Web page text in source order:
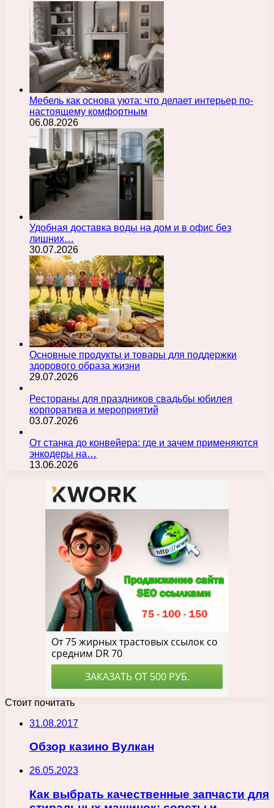
Мебель как основа уюта: что делает интерьер по-
настоящему комфортным
06.08.2026
Удобная доставка воды на дом и в офис без
лишних…
30.07.2026
Основные продукты и товары для поддержки
здорового образа жизни
29.07.2026
Рестораны для праздников свадьбы юбилея
корпоратива и мероприятий
03.07.2026
От станка до конвейера: где и зачем применяются
энкодеры на…
13.06.2026
Стоит почитать
31.08.2017
Обзор казино Вулкан
26.05.2023
Как выбрать качественные запчасти для